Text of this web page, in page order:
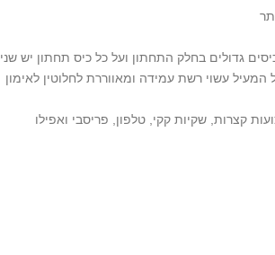
צווארון וי פתוח ונוח; החלק הקדמי מכיל 2 כיסים קטנים בחלק העליון ו-2 כיסים גדולים בחלק התחתון ועל כל כיס תחתון יש שני
עשוי רשת עמידה ומאווררת לחלוטין לאימון
קצרות, שקיות קקי, טלפון, פריסבי ואפילו